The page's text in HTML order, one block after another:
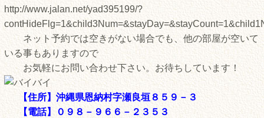
http://www.jalan.net/yad395199/?
ネット予約では空きがない場合でも、他の部屋が空いて
いる事もありますので
お気軽にお問い合わせ下さい。お待ちしています！
【住所】沖縄県恩納村字瀬良垣８５９－３
【電話】０９８－９６６－２３５３